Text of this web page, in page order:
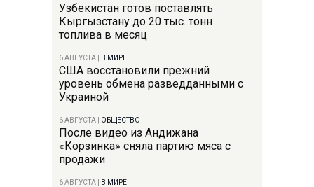
Узбекистан готов поставлять
Кыргызстану до 20 тыс. тонн
топлива в месяц
6 АВГУСТА В МИРЕ
США восстановили прежний
уровень обмена разведданными с
Украиной
6 АВГУСТА ОБЩЕСТВО
После видео из Андижана
«Корзинка» сняла партию мяса с
продажи
6 АВГУСТА В МИРЕ